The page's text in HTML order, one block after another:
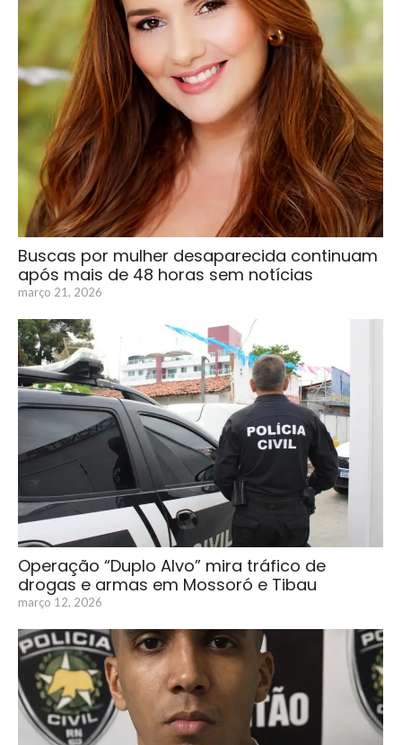
Buscas por mulher desaparecida continuam
após mais de 48 horas sem notícias
março 21, 2026
Operação “Duplo Alvo” mira tráfico de
drogas e armas em Mossoró e Tibau
março 12, 2026